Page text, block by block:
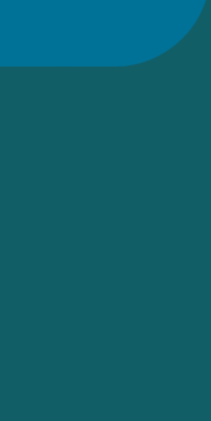
sursur